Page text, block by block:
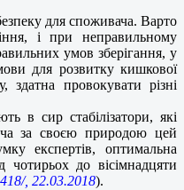
для споживача. Варто
і при неправильному
умов зберігання, у
для розвитку кишкової
провокувати різні
в сир стабілізатори, які
за своєю природою цей
експертів, оптимальна
до вісімнадцяти
, 22.03.2018).